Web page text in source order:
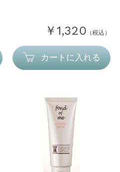
￥1,320 （税込）
カートに入れる